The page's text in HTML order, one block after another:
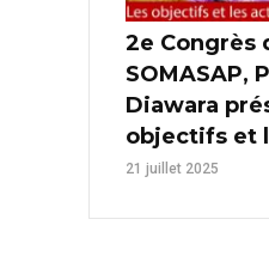
2e Congrès
SOMASAP,
Diawara
objectifs et
21 juillet 2025